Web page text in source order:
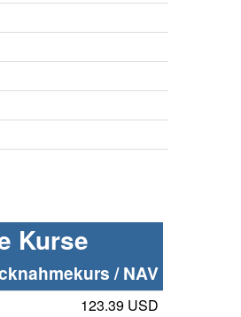
Kurse
/ NAV
123.39 USD